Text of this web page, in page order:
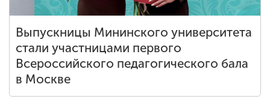
Выпускницы Мининского университета
стали участницами первого
Всероссийского педагогического бала
в Москве